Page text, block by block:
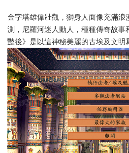
金字塔雄偉壯觀，獅身人面像充滿浪
測，尼羅河迷人動人，種種傳奇故事
豔後》是以這神秘美麗的古埃及文明